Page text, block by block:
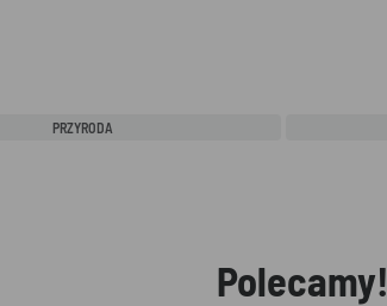
PRZYRODA
Polecamy!